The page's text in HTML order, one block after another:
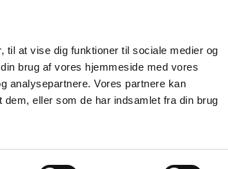
til at vise dig funktioner til sociale medier og
brug af vores hjemmeside med vores
analysepartnere. Vores partnere kan
eller som de har indsamlet fra din brug
Nyheder Om os Kontakt Udgivelser
Apoteker og salg af
Medicinsk